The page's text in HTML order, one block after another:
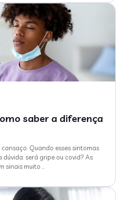
saber a diferença
Quando esses sintomas
dúvida: será gripe ou covid? As
sinais muito …